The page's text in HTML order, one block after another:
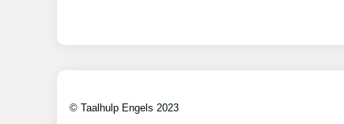
© Taalhulp Engels 2023